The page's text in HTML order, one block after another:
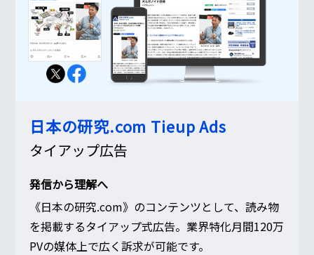
日本の研究.com Tieup Ads
タイアップ広告
発信から理解へ
《日本の研究.com》のコンテンツとして、読み物
を掲載するタイアップ式広告。業界特化月間120万
PVの媒体上で広く訴求が可能です。